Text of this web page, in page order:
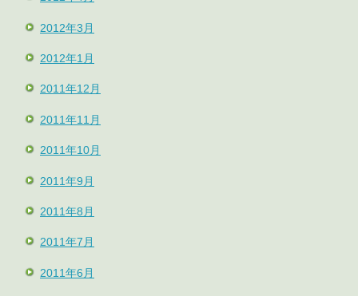
2012年3月
2012年1月
2011年12月
2011年11月
2011年10月
2011年9月
2011年8月
2011年7月
2011年6月